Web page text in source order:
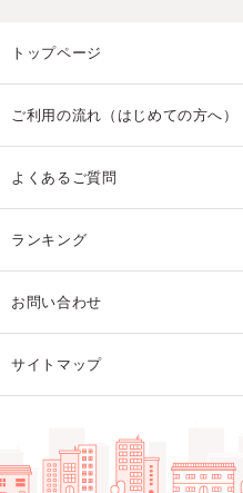
トップページ
ご利用の流れ（はじめての方へ）
よくあるご質問
ランキング
お問い合わせ
サイトマップ